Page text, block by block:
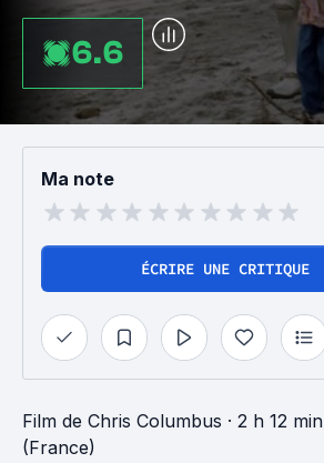
6.6
Ma note
ÉCRIRE UNE CRITIQUE
Film de Chris Columbus · 2 h 12 min
(France)